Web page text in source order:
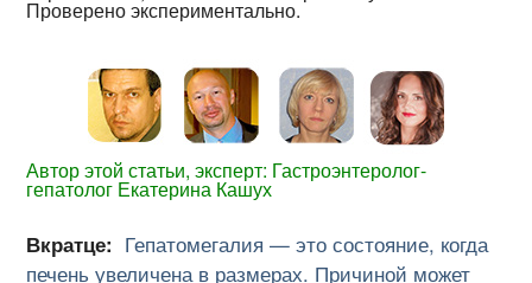
Проверено экспериментально.
Автор этой статьи, эксперт: Гастроэнтеролог-
гепатолог Екатерина Кашух
Вкратце: Гепатомегалия — это состояние, когда
печень увеличена в размерах. Причиной может